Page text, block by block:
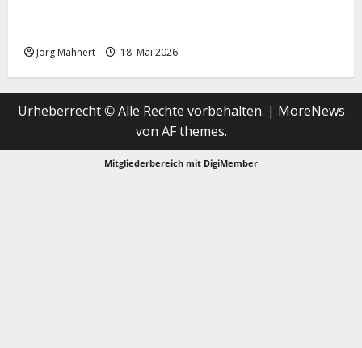
Jörg Mahnert 18. Mai 2026
Urheberrecht © Alle Rechte vorbehalten. | MoreNews
von AF themes.
Mitgliederbereich mit DigiMember